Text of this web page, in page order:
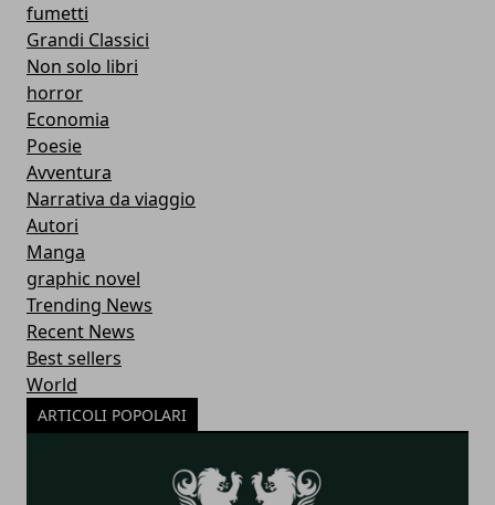
fumetti
Grandi Classici
Non solo libri
horror
Economia
Poesie
Avventura
Narrativa da viaggio
Autori
Manga
graphic novel
Trending News
Recent News
Best sellers
World
ARTICOLI POPOLARI